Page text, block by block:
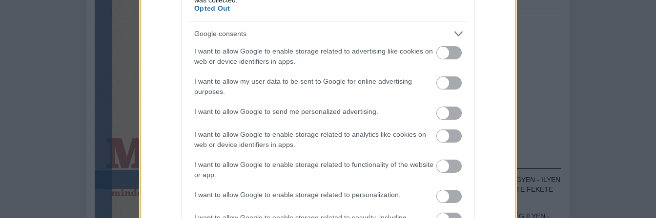
Opted Out
Google consents
I want to allow Google to enable storage related to advertising like cookies on
web or device identifiers in apps.
I want to allow my user data to be sent to Google for online advertising
purposes.
I want to allow Google to send me personalized advertising.
I want to allow Google to enable storage related to analytics like cookies on
web or device identifiers in apps.
I want to allow Google to enable storage related to functionality of the website
or app.
I want to allow Google to enable storage related to personalization.
BESZÁMOLÓK
ZENÉS TÁBOR A HEGYEN - ILYEN
VOLT A VÍRUS SZÜLTE FEKETE
ZAJ FESZTIVÁL
SOHA NEM VOLT MÉG ILYEN -